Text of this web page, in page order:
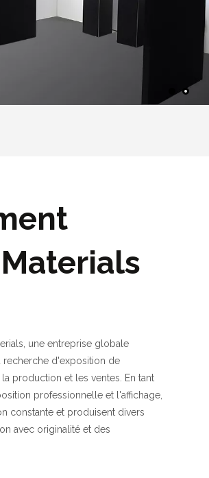
une entreprise globale
recherche d'exposition de
production et les ventes. En tant
professionnelle et l'affichage,
constante et produisent divers
avec originalité et des